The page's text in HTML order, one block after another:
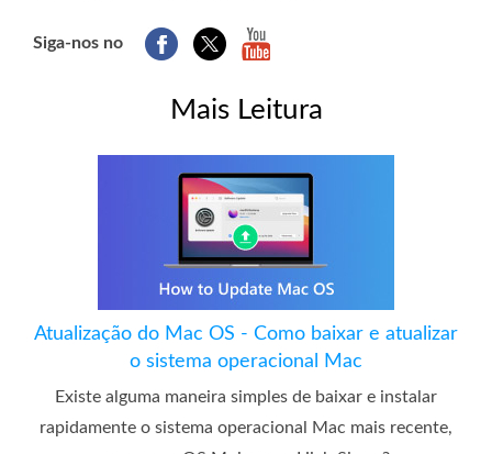
Siga-nos no
Mais Leitura
Atualização do Mac OS - Como baixar e atualizar
o sistema operacional Mac
Existe alguma maneira simples de baixar e instalar
rapidamente o sistema operacional Mac mais recente,